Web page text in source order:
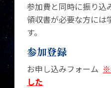
参加費と同時に振り込
領収書が必要な方には
す。
参加登録
お申し込みフォーム ※
した